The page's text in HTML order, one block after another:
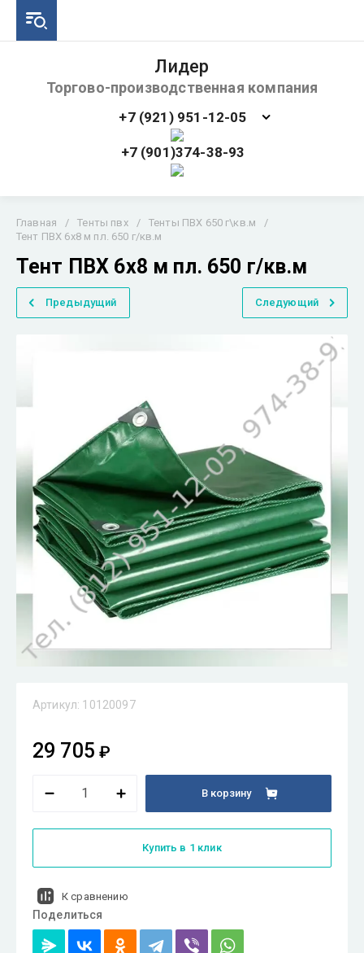
Лидер
Торгово-производственная компания
+7 (921) 951-12-05
+7 (901)374-38-93
Главная / Тенты пвх / Тенты ПВХ 650 г\кв.м
/
Тент ПВХ 6х8 м пл. 650 г/кв.м
Тент ПВХ 6х8 м пл. 650 г/кв.м
Предыдущий Следующий
Артикул: 10120097
29 705 ₽
В корзину
Купить в 1 клик
К сравнению
Поделиться